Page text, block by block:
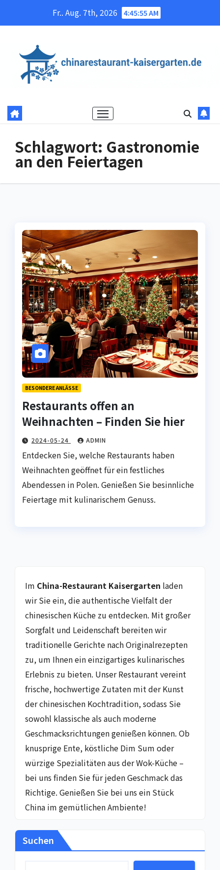
Fr.. Aug. 7th, 2026 4:45:56 AM
Schlagwort: Gastronomie
an den Feiertagen
BESONDERE ANLÄSSE
Restaurants offen an
Weihnachten – Finden Sie hier
2024-05-24 ADMIN
Entdecken Sie, welche Restaurants haben
Weihnachten geöffnet für ein festliches
Abendessen in Polen. Genießen Sie besinnliche
Feiertage mit kulinarischem Genuss.
Im China-Restaurant Kaisergarten laden
wir Sie ein, die authentische Vielfalt der
chinesischen Küche zu entdecken. Mit großer
Sorgfalt und Leidenschaft bereiten wir
traditionelle Gerichte nach Originalrezepten
zu, um Ihnen ein einzigartiges kulinarisches
Erlebnis zu bieten. Unser Restaurant vereint
frische, hochwertige Zutaten mit der Kunst
der chinesischen Kochtradition, sodass Sie
sowohl klassische als auch moderne
Geschmacksrichtungen genießen können. Ob
knusprige Ente, köstliche Dim Sum oder
würzige Spezialitäten aus der Wok-Küche –
bei uns finden Sie für jeden Geschmack das
Richtige. Genießen Sie bei uns ein Stück
China im gemütlichen Ambiente!
Suchen